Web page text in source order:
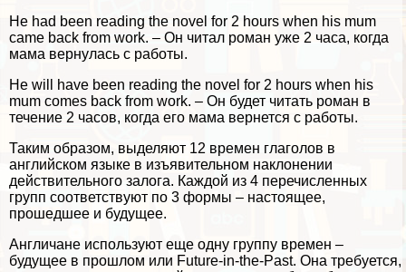
He had been reading the novel for 2 hours when his mum
came back from work. – Он читал роман уже 2 часа, когда
мама вернулась с работы.
He will have been reading the novel for 2 hours when his
mum comes back from work. – Он будет читать роман в
течение 2 часов, когда его мама вернется с работы.
Таким образом, выделяют 12 времен глаголов в
английском языке в изъявительном наклонении
действительного залога. Каждой из 4 перечисленных
групп соответствуют по 3 формы – настоящее,
прошедшее и будущее.
Англичане используют еще одну группу времен –
будущее в прошлом или Future-in-the-Past. Она требуется,